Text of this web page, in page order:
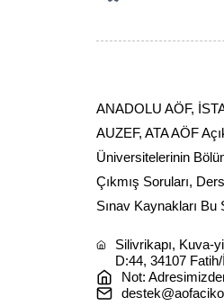
ANADOLU AÖF,
AUZEF, ATA AÖF
Üniversitelerinin
Çıkmış Soruları,
Sınav Kaynakları Bu
Silivrikapı, Kuva-
D:44, 34107
Not: